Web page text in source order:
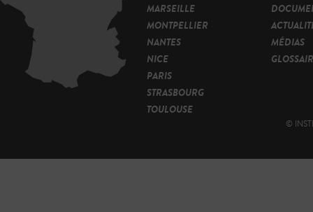
MARSEILLE
MONTPELLIER
NANTES
NICE
PARIS
STRASBOURG
TOULOUSE
MÉDIAS
©